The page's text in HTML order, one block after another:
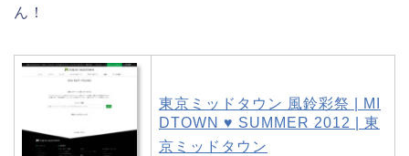
ん！
東京ミッドタウン 風鈴彩祭 | MI
DTOWN ♥ SUMMER 2012 | 東
京ミッドタウン